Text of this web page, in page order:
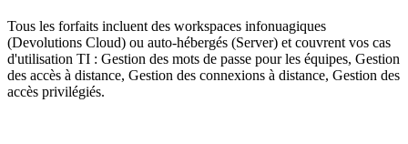
Tous les forfaits incluent des workspaces infonuagiques
(Devolutions Cloud) ou auto-hébergés (Server) et couvrent vos cas
d'utilisation TI : Gestion des mots de passe pour les équipes, Gestion
des accès à distance, Gestion des connexions à distance, Gestion des
accès privilégiés.